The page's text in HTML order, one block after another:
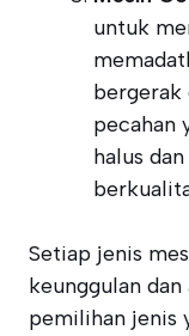
untuk
bergerak
pecahan
halus
Setiap jenis
keunggulan
pemilihan jenis